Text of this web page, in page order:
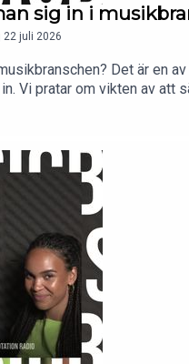
sig in i
22 juli 2026
Det är en
Vi pratar om vikten av
Du får också tips om hur du
på den "perfekta"